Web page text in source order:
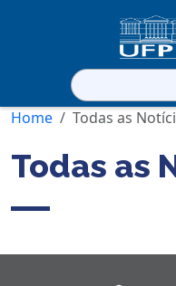
Pesquisar
por:
Home
Todas as
Todas as